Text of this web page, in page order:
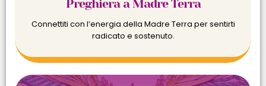
Preghiera a Madre Terra
Connettiti con l’energia della Madre Terra per sentirti
radicato e sostenuto.